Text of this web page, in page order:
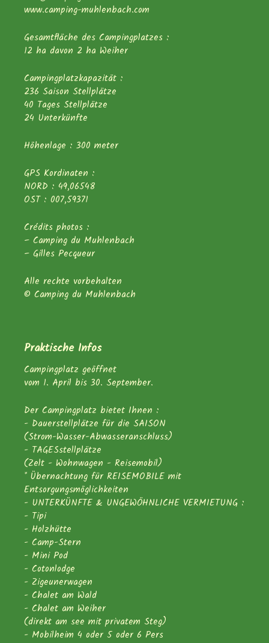
www.camping-muhlenbach.com
Gesamtfläche des Campingplatzes :
12 ha davon 2 ha Weiher
Campingplatzkapazität :
236 Saison Stellplätze
40 Tages Stellplätze
24 Unterkünfte
Höhenlage : 300 meter
GPS Kordinaten :
NORD : 49,06548
OST : 007,59371
Crédits photos :
– Camping du Muhlenbach
– Gilles Pecqueur
Alle rechte vorbehalten
© Camping du Muhlenbach
Praktische Infos
Campingplatz geöffnet
vom 1. April bis 30. September.
Der Campingplatz bietet Ihnen :
- Dauerstellplätze für die SAISON
(Strom-Wasser-Abwasseranschluss)
- TAGESstellplätze
(Zelt - Wohnwagen - Reisemobil)
* Übernachtung für REISEMOBILE mit
Entsorgungsmöglichkeiten
- UNTERKÜNFTE & UNGEWÖHNLICHE VERMIETUNG :
- Tipi
- Holzhütte
- Camp-Stern
- Mini Pod
- Cotonlodge
- Zigeunerwagen
- Chalet am Wald
- Chalet am Weiher
(direkt am see mit privatem Steg)
- Mobilheim 4 oder 5 oder 6 Pers